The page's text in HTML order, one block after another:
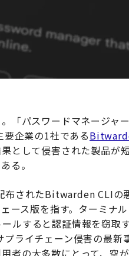
「パスワードマネージャー
企業の1社である
として侵害された製品が
る。
布されたBitwarden CLIの
ース版を指す。ターミナ
ルすると認証情報を窃取
プライチェーン侵害の最新